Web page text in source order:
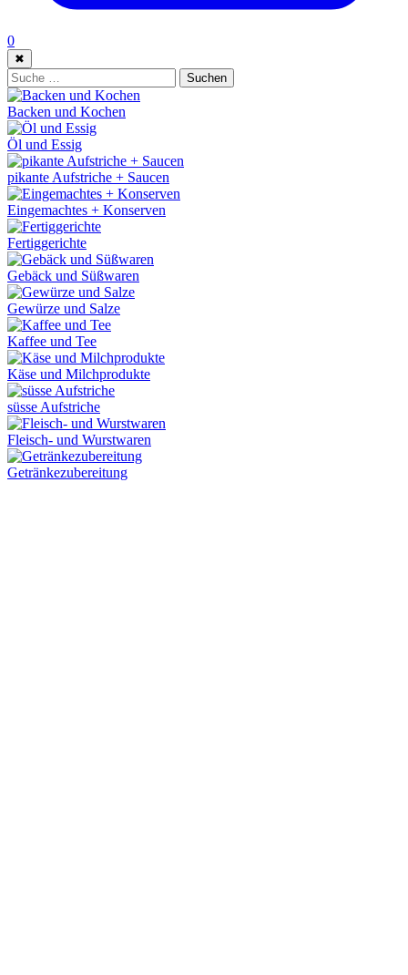
0
✖
Suche: Suchen
Backen und Kochen
Öl und Essig
pikante Aufstriche + Saucen
Eingemachtes + Konserven
Fertiggerichte
Gebäck und Süßwaren
Gewürze und Salze
Kaffee und Tee
Käse und Milchprodukte
süsse Aufstriche
Fleisch- und Wurstwaren
Getränkezubereitung